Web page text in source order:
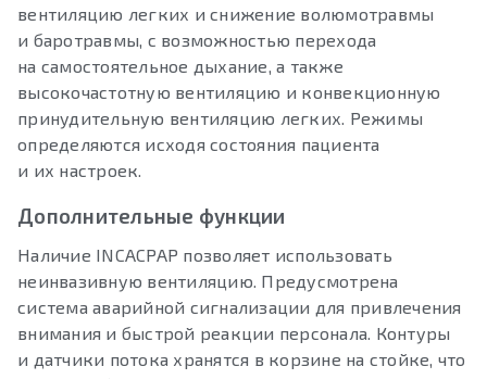
вентиляцию легких и снижение волюмотравмы
и баротравмы, с возможностью перехода
на самостоятельное дыхание, а также
высокочастотную вентиляцию и конвекционную
принудительную вентиляцию легких. Режимы
определяются исходя состояния пациента
и их настроек.
Дополнительные функции
Наличие INCACPAP позволяет использовать
неинвазивную вентиляцию. Предусмотрена
система аварийной сигнализации для привлечения
внимания и быстрой реакции персонала. Контуры
и датчики потока хранятся в корзине на стойке, что